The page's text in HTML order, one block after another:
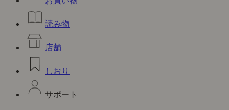
読み物
店舗
しおり
サポート